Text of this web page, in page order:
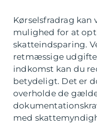
Kørselsfradrag
mulighed for at
skatteindsparing.
retmæssige
indkomst kan du
betydeligt. Det er
overholde de
med